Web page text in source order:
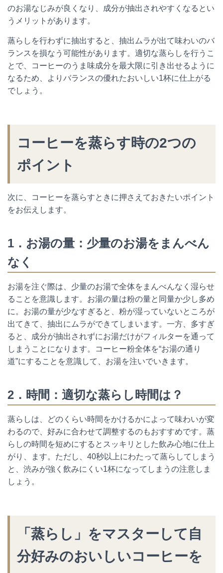
のお湯なじみが良くなり、成分が抽出されやすくなるとい
うメリットがあります。
蒸らしを行わずに抽出すると、抽出ムラが出て味わいのバ
ランスを損なう可能性があります。適切な蒸らしを行うこ
とで、コーヒーのうま味成分を最大限に引き出せるように
なるため、よりバランスの優れたおいしい1杯に仕上がる
でしょう。
コーヒーを蒸らす時の2つの
ポイント
次に、コーヒーを蒸らすときに押さえておきたいポイント
をお伝えします。
1．お湯の量：少量のお湯をまんべん
なく
お湯を注ぐ際は、少量のお湯で全体をまんべんなく湿らせ
ることを意識します。お湯の量は粉の量と同量か少し多め
に。お湯の量が少なすぎると、粉が湿っていないところが
出てきて、抽出にムラができてしまいます。一方、多すぎ
ると、成分が抽出されずにお湯だけがフィルターを通って
しまうことになります。コーヒー粉全体を“お湯の通り
道”にすることを意識して、お湯を注いでいきます。
2．時間：適切な蒸らし時間は？
蒸らしは、どのくらい時間をかけるかによって味わいが変
わるので、好みに合わせて調整するのもおすすめです。蒸
らしの時間を短めにするとスッキリとした飲み心地に仕上
がり、ます。ただし、40秒以上にわたって蒸らしてしまう
と、渋みが強く飲みにくい1杯になってしまうの注意しま
しょう。
「蒸らし」をマスターして自
分好みのおいしいコーヒーを